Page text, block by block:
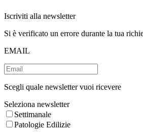
Iscriviti alla newsletter
Si è verificato un errore durante la tua
EMAIL
Scegli quale newsletter vuoi ricevere
Seleziona newsletter
Settimanale
Patologie Edilizie